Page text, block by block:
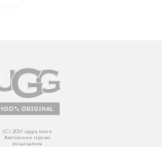
100% ORIGINAL
(С) 2017 uggs.store
Авторские права
защищены